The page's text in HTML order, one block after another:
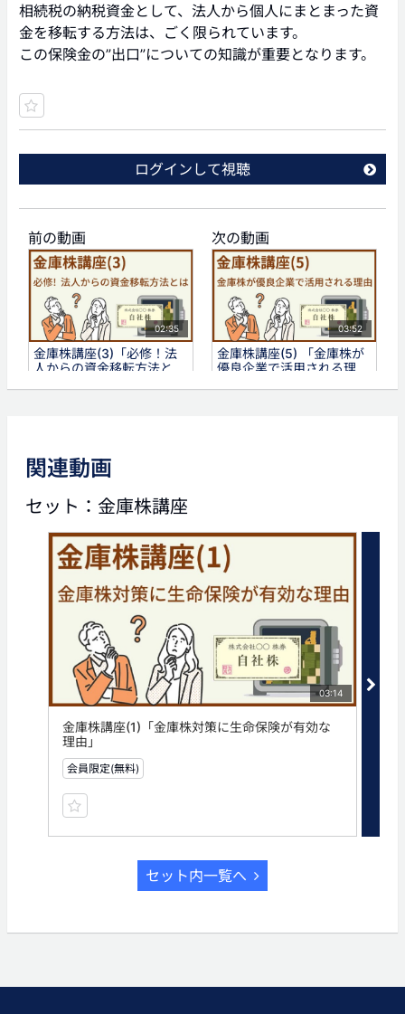
相続税の納税資金として、法人から個人にまとまった資
金を移転する方法は、ごく限られています。
この保険金の”出口”についての知識が重要となります。
ログインして視聴
前の動画
02:35
金庫株講座(3)「必修！法
人からの資金移転方法と
次の動画
03:52
金庫株講座(5) 「金庫株が
優良企業で活用される理
株 法人保険
関連動画
セット：金庫株講座
03:14
金庫株講座(1)「金庫株対策に生命保険が有効な
理由」
会員限定(無料)
セット内一覧へ